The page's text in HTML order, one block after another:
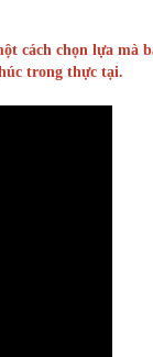
cách chọn lựa mà
trong thực tại.